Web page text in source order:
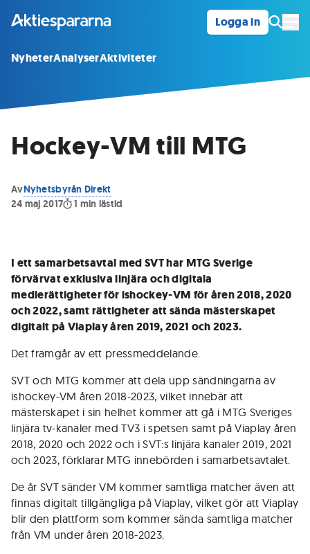
Logga in
NyheterAnalyserAktiviteter
Hockey-VM till MTG
AvNyhetsbyrån Direkt
24 maj 2017
1 min lästid
I ett samarbetsavtal med SVT har MTG Sverige
förvärvat exklusiva linjära och digitala
medierättigheter för ishockey-VM för åren 2018, 2020
och 2022, samt rättigheter att sända mästerskapet
digitalt på Viaplay åren 2019, 2021 och 2023.
Det framgår av ett pressmeddelande.
SVT och MTG kommer att dela upp sändningarna av
ishockey-VM åren 2018-2023, vilket innebär att
mästerskapet i sin helhet kommer att gå i MTG Sveriges
linjära tv-kanaler med TV3 i spetsen samt på Viaplay åren
2018, 2020 och 2022 och i SVT:s linjära kanaler 2019, 2021
och 2023, förklarar MTG innebörden i samarbetsavtalet.
De år SVT sänder VM kommer samtliga matcher även att
finnas digitalt tillgängliga på Viaplay, vilket gör att Viaplay
blir den plattform som kommer sända samtliga matcher
från VM under åren 2018-2023.